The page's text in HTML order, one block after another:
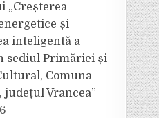
„Creșterea
și
inteligentă a
sediul Primăriei și
Comuna
județul Vrancea”